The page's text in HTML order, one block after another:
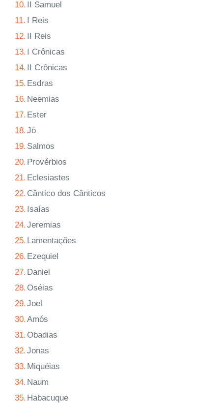
10. II Samuel
11. I Reis
12. II Reis
13. I Crônicas
14. II Crônicas
15. Esdras
16. Neemias
17. Ester
18.Jó
19. Salmos
20. Provérbios
21. Eclesiastes
22. Cântico dos Cânticos
23. Isaías
24.Jeremias
25. Lamentações
26. Ezequiel
27. Daniel
28. Oséias
29.Joel
30.Amós
31. Obadias
32.Jonas
33. Miquéias
34. Naum
35. Habacuque